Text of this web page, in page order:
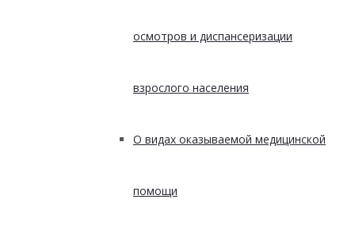
осмотров и диспансеризации
взрослого населения
О видах оказываемой медицинской
помощи